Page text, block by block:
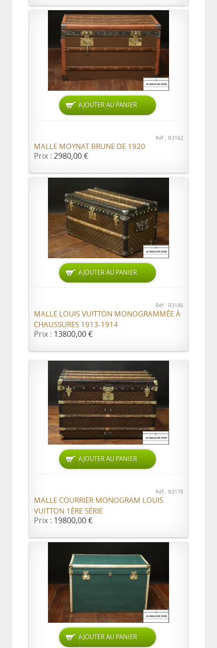
AJOUTER AU PANIER
Réf.: R3162
MALLE MOYNAT BRUNE DE 1920
Prix : 2980,00 €
AJOUTER AU PANIER
Réf.: R3186
MALLE LOUIS VUITTON MONOGRAMMÉE À
CHAUSSURES 1913-1914
Prix : 13800,00 €
AJOUTER AU PANIER
Réf.: R3178
MALLE COURRIER MONOGRAM LOUIS
VUITTON 1ÈRE SÉRIE
Prix : 19800,00 €
AJOUTER AU PANIER